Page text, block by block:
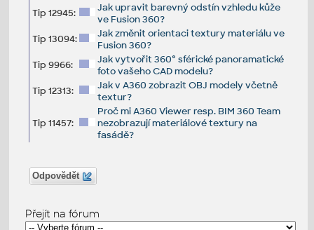
Tip 12945:
Jak upravit barevný odstín vzhledu kůže
ve Fusion 360?
Tip 13094:
Jak změnit orientaci textury materiálu ve
Fusion 360?
Tip 9966:
Jak vytvořit 360° sférické panoramatické
foto vašeho CAD modelu?
Tip 12313:
Jak v A360 zobrazit OBJ modely včetně
textur?
Tip 11457:
Proč mi A360 Viewer resp. BIM 360 Team
nezobrazují materiálové textury na
fasádě?
Odpovědět
Přejít na fórum